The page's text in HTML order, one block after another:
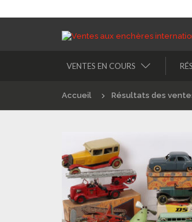
VENTES EN COURS
Accueil Résultats des